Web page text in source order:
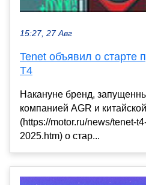
15:27, 27 Авг
Tenet объявил о старте
T4
Накануне бренд,
компанией AGR и
(https://motor.ru/news/tenet-
2025.htm) о стар...